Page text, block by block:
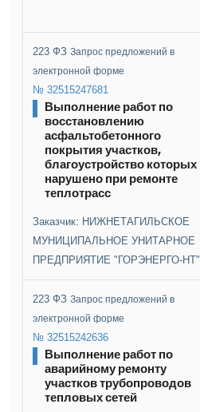
223 ФЗЗапрос предложений в
электронной форме
№ 32515247681
Выполнение работ по
восстановлению
асфальтобетонного
покрытия участков,
благоустройство которых
нарушено при ремонте
теплотрасс
Заказчик: НИЖНЕТАГИЛЬСКОЕ
МУНИЦИПАЛЬНОЕ УНИТАРНОЕ
ПРЕДПРИЯТИЕ "ГОРЭНЕРГО-НТ"
223 ФЗЗапрос предложений в
электронной форме
№ 32515242636
Выполнение работ по
аварийному ремонту
участков трубопроводов
тепловых сетей